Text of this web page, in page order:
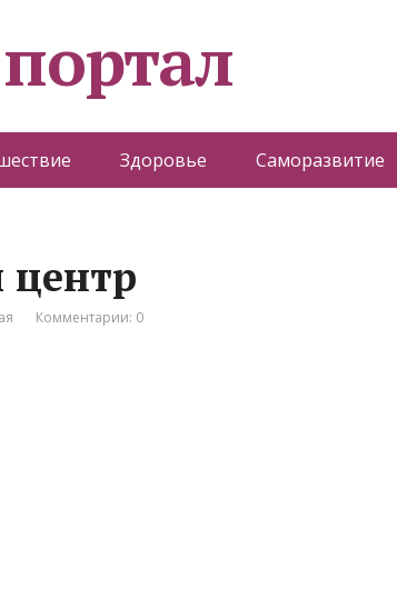
Здоровье Саморазвитие
центр
Комментарии: 0